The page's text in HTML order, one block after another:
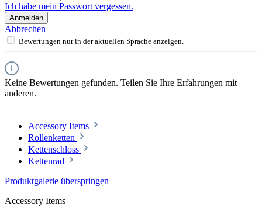
Ich habe mein Passwort vergessen.
Anmelden
Abbrechen
Bewertungen nur in der aktuellen Sprache anzeigen.
Keine Bewertungen gefunden. Teilen Sie Ihre Erfahrungen mit
anderen.
Accessory Items
Rollenketten
Kettenschloss
Kettenrad
Produktgalerie überspringen
Accessory Items